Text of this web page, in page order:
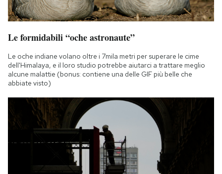
Le formidabili “oche astronaute”
Le oche indiane volano oltre i 7mila metri per superare le cime
dell'Himalaya, e il loro studio potrebbe aiutarci a trattare meglio
alcune malattie (bonus: contiene una delle GIF più belle che
abbiate visto)